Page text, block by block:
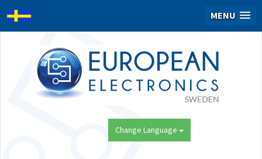
MENU
Change Language